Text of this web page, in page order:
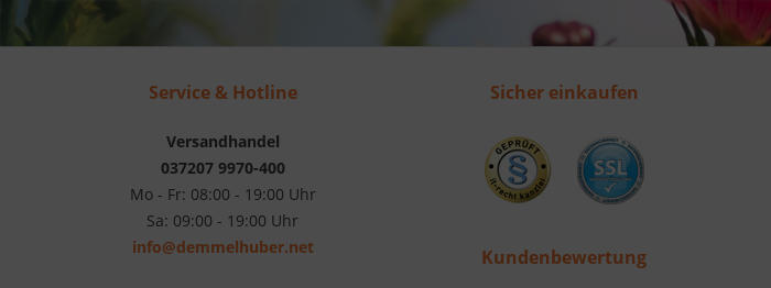
Service & Hotline
Versandhandel
037207 9970-400
Mo - Fr: 08:00 - 19:00 Uhr
Sa: 09:00 - 19:00 Uhr
info@demmelhuber.net
Sicher einkaufen
Kundenbewertung